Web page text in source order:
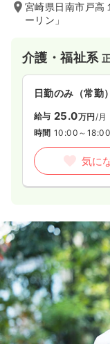
宮崎県日南市戸高
ーリン」
介護・福祉系
日勤のみ（常勤）
給与 25.0万円/月
時間 10:00～18:00
気に